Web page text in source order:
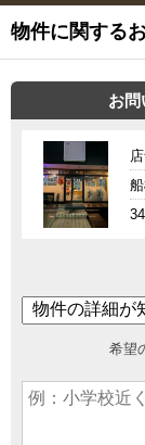
物件に関する
お問
希望